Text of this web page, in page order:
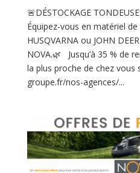
🚨DÉSTOCKAGE
Équipez-vous en matériel
HUSQVARNA ou JOHN
NOVA.🌿 Jusqu’à 35 % de
la plus proche de chez vous
groupe.fr/nos-agences/...